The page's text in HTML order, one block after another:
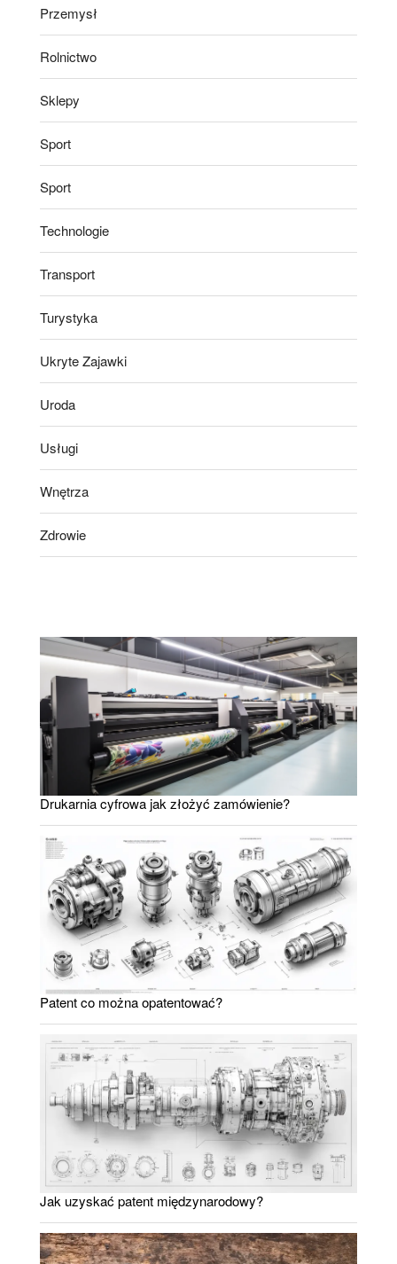
Przemysł
Rolnictwo
Sklepy
Sport
Sport
Technologie
Transport
Turystyka
Ukryte Zajawki
Uroda
Usługi
Wnętrza
Zdrowie
Drukarnia cyfrowa jak złożyć zamówienie?
Patent co można opatentować?
Jak uzyskać patent międzynarodowy?